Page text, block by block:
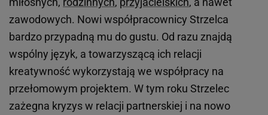
zawodowych. Nowi współpracownicy Strzelca
bardzo przypadną mu do gustu. Od razu znajdą
wspólny język, a towarzyszącą ich relacji
kreatywność wykorzystają we współpracy na
przełomowym projektem. W tym roku Strzelec
zażegna kryzys w relacji partnerskiej i na nowo